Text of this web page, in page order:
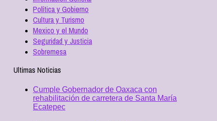
Política y Gobierno
Cultura y Turismo
Mexico y el Mundo
Seguridad y Justicia
Sobremesa
Ultimas Noticias
Cumple Gobernador de Oaxaca con
rehabilitación de carretera de Santa María
Ecatepec